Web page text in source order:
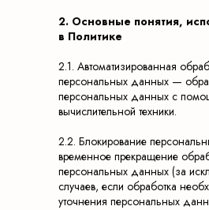
2. Основные понятия,
в Политике
2.1. Автоматизированная
персональных данных —
персональных данных с
вычислительной техники.
2.2. Блокирование
временное прекращение
персональных данных (за
случаев, если обработка
уточнения персональных